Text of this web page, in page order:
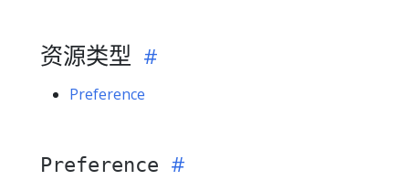
资源类型
Preference
Preference